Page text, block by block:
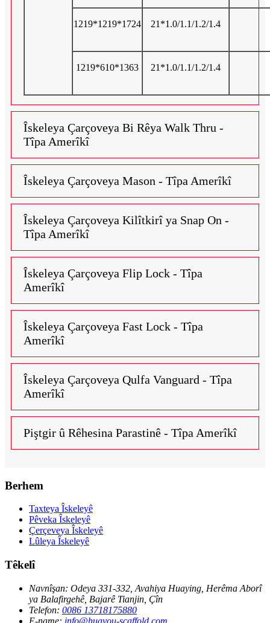
1219*1219*1724 21*1.0/1.1/1.2/1.4
1219*610*1363 21*1.0/1.1/1.2/1.4
Îskeleya Çarçoveya Bi Rêya Walk Thru -
Tîpa Amerîkî
Îskeleya Çarçoveya Mason - Tîpa Amerîkî
Îskeleya Çarçoveya Kilîtkirî ya Snap On -
Tîpa Amerîkî
Îskeleya Çarçoveya Flip Lock - Tîpa
Amerîkî
Îskeleya Çarçoveya Fast Lock - Tîpa
Amerîkî
Îskeleya Çarçoveya Qulfa Vanguard - Tîpa
Amerîkî
Piştgir û Rêhesina Parastinê - Tîpa Amerîkî
Berhem
Taxteya Îskeleyê
Pêveka Îskeleyê
Çerçeveya Îskeleyê
Lûleya Îskeleyê
Têkelî
Navnîşan: Odeya 331-332, Avahiya Huaying, Herêma Aborî
ya Balafirgehê, Bajarê Tianjin, Çîn
Telefon: 0086 13718175880
E-name: info@huayou-scaffold.com